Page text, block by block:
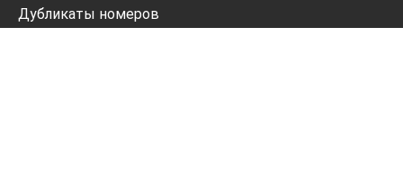
Дубликаты номеров